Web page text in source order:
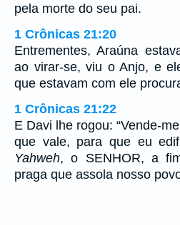
pela morte do seu pai.
1 Crônicas 21:20
Entrementes, Araúna
ao virar-se, viu o Anjo, e
que estavam com ele
1 Crônicas 21:22
E Davi lhe rogou: “Vende-
que vale, para que eu
Yahweh, o SENHOR, a
praga que assola nosso